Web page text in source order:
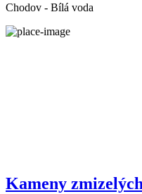
Chodov - Bílá voda
Kameny